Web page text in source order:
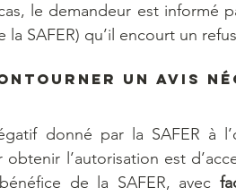
le demandeur est informé
la SAFER) qu’il encourt un
un avis
donné par la SAFER à
obtenir l’autorisation est
de la SAFER, avec